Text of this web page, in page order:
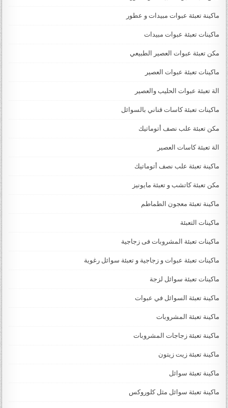
ماكينة تعبئة عبوات مبيدات و عطور
ماكينات تعبئة عبوات مبيدات
مكن تعبئة عبوات العصير الطبيعي
ماكينات تعبئة عبوات العصير
الة تعبئة عبوات الحليب والعصير
ماكينات تعبئة كاسات قناني بالسوائل
مكن تعبئة علب نصف أتوماتيك
الة تعبئة كاسات العصير
ماكينة تعبئة علب نصف أتوماتيك
مكن تعبئة كاتشب و تعبئة مايونيز
ماكينة تعبئة معجون الطماطم
ماكينات التعبئة
ماكينات تعبئة المشروبات فى زجاجية
ماكينات تعبئة عبوات و زجاجية و تعبئة سوائل رغوية
ماكينات تعبئة سوائل لزجة
‏‏‏ماكينة تعبئة السوائل في عبوات
ماكينة تعبئة المشروبات
ماكينة تعبئة زجاجات المشروبات
ماكينة تعبئة زيت زيتون
ماكينة تعبئة سوائل
ماكينة تعبئة سوائل مثل كلوروكس